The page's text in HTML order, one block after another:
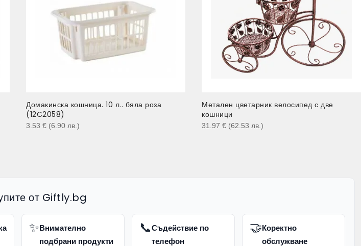
Домакинска кошница. 10 л.. бяла роза
(12C2058)
3.53 € (6.90 лв. )
Метален цветарник велосипед с две
кошници
31.97 € (62.53 лв. )
от Giftly.bg
✨Внимателно
подбрани продукти
📞Съдействие по
телефон
🤝Коректно
обслужване